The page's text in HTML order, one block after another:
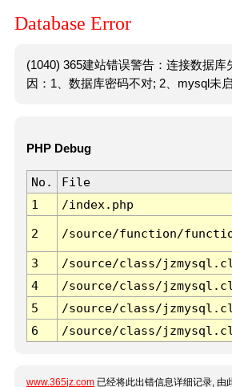
Database Error
(1040) 365建站错误警告：连接数据库
因：1、数据库密码不对; 2、mysql未启
PHP Debug
No. File
1
/index.php
2 /source/function/
3 /source/class/
4
/source/class/
5
/source/class/
6
/source/class/
www.365jz.com 已经将此出错信息详细记录, 由